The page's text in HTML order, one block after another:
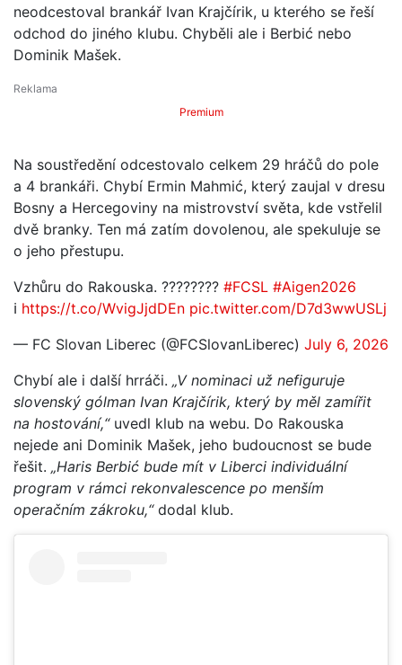
neodcestoval brankář Ivan Krajčírik, u kterého se řeší
odchod do jiného klubu. Chyběli ale i Berbić nebo
Dominik Mašek.
Premium
Na soustředění odcestovalo celkem 29 hráčů do pole
a 4 brankáři. Chybí Ermin Mahmić, který zaujal v dresu
Bosny a Hercegoviny na mistrovství světa, kde vstřelil
dvě branky. Ten má zatím dovolenou, ale spekuluje se
o jeho přestupu.
Vzhůru do Rakouska. ???????? #FCSL #Aigen2026
ℹ️ https://t.co/WvigJjdDEn pic.twitter.com/D7d3wwUSLj
— FC Slovan Liberec (@FCSlovanLiberec) July 6, 2026
Chybí ale i další hrráči. „V nominaci už nefiguruje
slovenský gólman Ivan Krajčírik, který by měl zamířit
na hostování,“uvedl klub na webu. Do Rakouska
nejede ani Dominik Mašek, jeho budoucnost se bude
řešit. „Haris Berbić bude mít v Liberci individuální
program v rámci rekonvalescence po menším
operačním zákroku,“dodal klub.